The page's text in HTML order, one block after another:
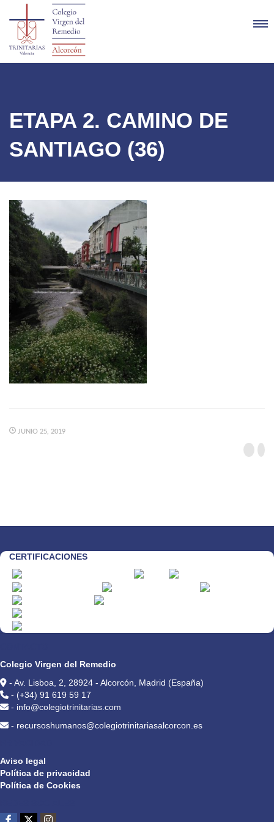
ETAPA 2. CAMINO DE
SANTIAGO (36)
JUNIO 25, 2019
CERTIFICACIONES
Colegio Virgen del Remedio
- Av. Lisboa, 2, 28924 - Alcorcón, Madrid (España)
- (+34) 91 619 59 17
- info@colegiotrinitarias.com
- recursoshumanos@colegiotrinitariasalcorcon.es
Aviso legal
Política de privacidad
Política de Cookies